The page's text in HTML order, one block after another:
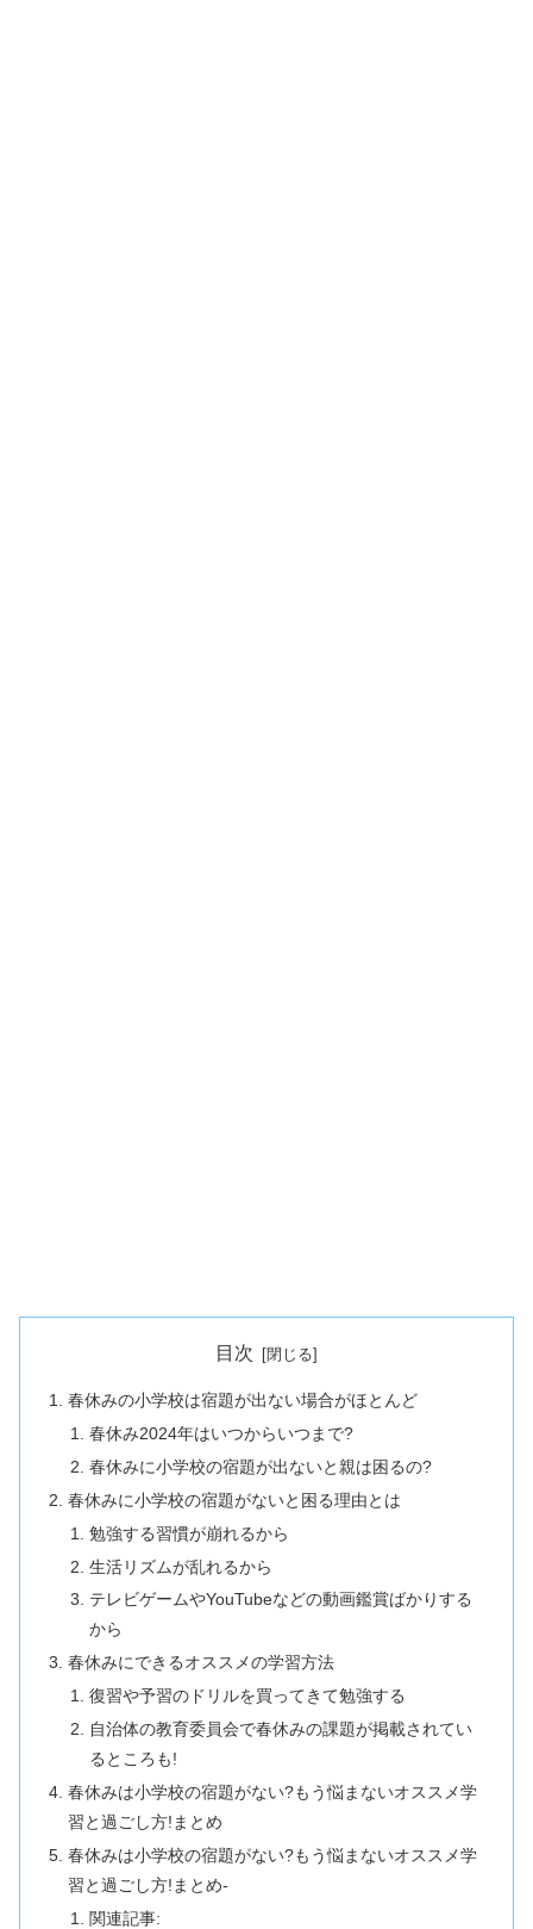
目次
春休みの小学校は宿題が出ない場合がほとんど
春休み2024年はいつからいつまで?
春休みに小学校の宿題が出ないと親は困るの?
春休みに小学校の宿題がないと困る理由とは
勉強する習慣が崩れるから
生活リズムが乱れるから
テレビゲームやYouTubeなどの動画鑑賞ばかりする
から
春休みにできるオススメの学習方法
復習や予習のドリルを買ってきて勉強する
自治体の教育委員会で春休みの課題が掲載されてい
るところも!
春休みは小学校の宿題がない?もう悩まないオススメ学
習と過ごし方!まとめ
春休みは小学校の宿題がない?もう悩まないオススメ学
習と過ごし方!まとめ-
関連記事: